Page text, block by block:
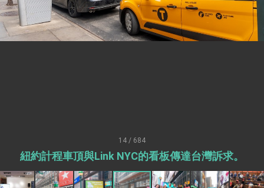
台美貿易協議完成簽署達成6大目標、創5大歷史
性突破 總統強調將以3大面向加速臺灣經濟轉型
升級 籲請立院全力支持並盡速通過
臺美簽署「對等貿易協定」確立對等關稅15%且不
疊加 我輸美2072項產品豁免對等關稅
領 下一個世代的繁榮
外交部長林佳龍接受印尼「時代雜誌」專訪，闡
述印太安全局勢，籲深化台印尼半導體供應鏈合
外交部長林佳龍午宴歡迎美國聯邦參議員蓋耶哥
訪問團
14 / 684
紐約計程車頂與Link NYC的看板傳達台灣訴求。